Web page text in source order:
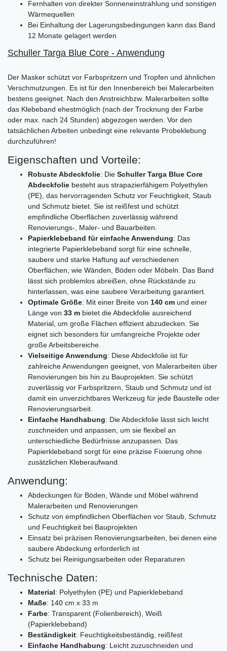
Fernhalten von direkter Sonneneinstrahlung und sonstigen
Wärmequellen
Bei Einhaltung der Lagerungsbedingungen kann das Band
12 Monate gelagert werden
Schuller Targa Blue Core - Anwendung
Der Masker schützt vor Farbspritzern und Tropfen und ähnlichen
Verschmutzungen. Es ist für den Innenbereich bei Malerarbeiten
bestens geeignet. Nach den Anstreichbzw. Malerarbeiten sollte
das Klebeband ehestmöglich (nach der Trocknung der Farbe
oder max. nach 24 Stunden) abgezogen werden. Vor den
tatsächlichen Arbeiten unbedingt eine relevante Probeklebung
durchzuführen!
Eigenschaften und Vorteile:
Robuste Abdeckfolie: Die Schuller Targa Blue Core
Abdeckfolie besteht aus strapazierfähigem Polyethylen
(PE), das hervorragenden Schutz vor Feuchtigkeit, Staub
und Schmutz bietet. Sie ist reißfest und schützt
empfindliche Oberflächen zuverlässig während
Renovierungs-, Maler- und Bauarbeiten.
Papierklebeband für einfache Anwendung: Das
integrierte Papierklebeband sorgt für eine schnelle,
saubere und starke Haftung auf verschiedenen
Oberflächen, wie Wänden, Böden oder Möbeln. Das Band
lässt sich problemlos abreißen, ohne Rückstände zu
hinterlassen, was eine saubere Verarbeitung garantiert.
Optimale Größe: Mit einer Breite von 140 cm und einer
Länge von 33 m bietet die Abdeckfolie ausreichend
Material, um große Flächen effizient abzudecken. Sie
eignet sich besonders für umfangreiche Projekte oder
große Arbeitsbereiche.
Vielseitige Anwendung: Diese Abdeckfolie ist für
zahlreiche Anwendungen geeignet, von Malerarbeiten über
Renovierungen bis hin zu Bauprojekten. Sie schützt
zuverlässig vor Farbspritzern, Staub und Schmutz und ist
damit ein unverzichtbares Werkzeug für jede Baustelle oder
Renovierungsarbeit.
Einfache Handhabung: Die Abdeckfolie lässt sich leicht
zuschneiden und anpassen, um sie flexibel an
unterschiedliche Bedürfnisse anzupassen. Das
Papierklebeband sorgt für eine präzise Fixierung ohne
zusätzlichen Kleberaufwand.
Anwendung:
Abdeckungen für Böden, Wände und Möbel während
Malerarbeiten und Renovierungen
Schutz von empfindlichen Oberflächen vor Staub, Schmutz
und Feuchtigkeit bei Bauprojekten
Einsatz bei präzisen Renovierungsarbeiten, bei denen eine
saubere Abdeckung erforderlich ist
Schutz bei Reinigungsarbeiten oder Reparaturen
Technische Daten:
Material: Polyethylen (PE) und Papierklebeband
Maße: 140 cm x 33 m
Farbe: Transparent (Folienbereich), Weiß
(Papierklebeband)
Beständigkeit: Feuchtigkeitsbeständig, reißfest
Einfache Handhabung: Leicht zuzuschneiden und